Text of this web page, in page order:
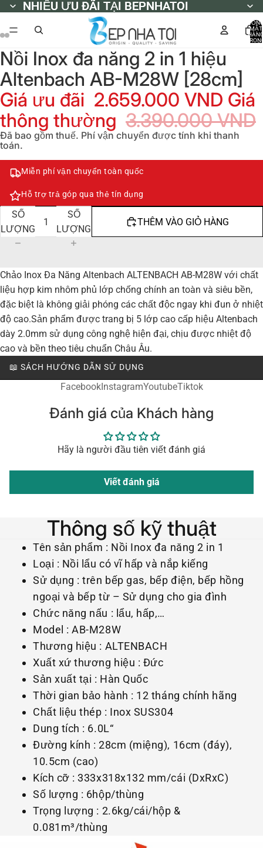
NHIỀU ƯU ĐÃI TẠI BEPNHATOI
NHIỀU ƯU ĐÃI TẠI BEPNHATOI
MẶT
Nồi Inox đa năng 2 in 1 hiệu
Altenbach AB-M28W [28cm]
Giá ưu đãi 2.659.000 VND Giá
thông thường 3.390.000 VND
Đã bao gồm thuế. Phí vận chuyển được tính khi thanh
toán.
Miễn phí vận chuyển toàn quốc
Hỗ trợ trả góp qua thẻ tín dụng
GIẢM
SỐ
LƯỢNG
TĂNG
SỐ
LƯỢNG
THÊM VÀO GIỎ HÀNG
Chảo Inox Đa Năng Altenbach ALTENBACH AB-M28W với chất
liệu hợp kim nhôm phủ lớp chống chính an toàn và siêu bền,
đặc biệt là không giải phóng các chất độc ngay khi đun ở nhiệt
độ cao.Sản phẩm được trang bị 5 lớp cao cấp hiệu Altenbach
dày 2.0mm sử dụng công nghệ hiện đại, chịu được nhiệt độ
cao và bền theo tiêu chuẩn Châu Âu.
📖 SÁCH HƯỚNG DẪN SỬ DỤNG
FacebookInstagramYoutubeTiktok
Đánh giá của Khách hàng
Hãy là người đầu tiên viết đánh giá
Viết đánh giá
Thông số kỹ thuật
Tên sản phẩm : Nồi Inox đa năng 2 in 1
Loại : Nồi lẩu có vĩ hấp và nắp kiếng
Sử dụng : trên bếp gas, bếp điện, bếp hồng
ngoại và bếp từ – Sử dụng cho gia đình
Chức năng nấu : lẩu, hấp,…
Model : AB-M28W
Thương hiệu : ALTENBACH
Xuất xứ thương hiệu : Đức
Sản xuất tại : Hàn Quốc
Thời gian bảo hành : 12 tháng chính hãng
Chất liệu thép : Inox SUS304
Dung tích : 6.0L“
Đường kính : 28cm (miệng), 16cm (đáy),
10.5cm (cao)
Kích cỡ : 333x318x132 mm/cái (DxRxC)
Số lượng : 6hộp/thùng
Trọng lượng : 2.6kg/cái/hộp &
0.081m³/thùng